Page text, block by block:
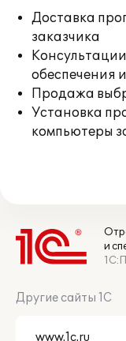
Доставка
заказчика
обеспечения
Продажа
Установка
компьютеры
и
Другие сайты 1С